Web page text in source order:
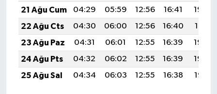
21 Ağu Cum
04:29 05:59 12:56 16:41
19:43
22 Ağu Cts
04:30 06:00 12:56 16:40
19:41
23 Ağu Paz
04:31 06:01 12:55 16:39
19:40
24 Ağu Pts
04:32 06:02 12:55 16:39
19:39
25 Ağu Sal
04:34 06:03 12:55 16:38 19:37